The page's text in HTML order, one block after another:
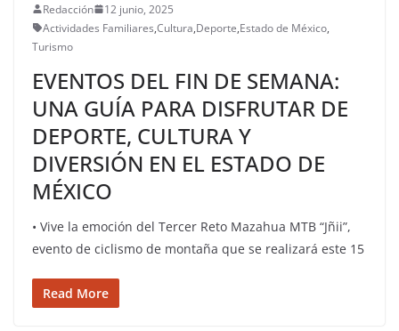
Redacción
12 junio, 2025
Actividades Familiares,Cultura,Deporte,Estado de México,
Turismo
EVENTOS DEL FIN DE SEMANA:
UNA GUÍA PARA DISFRUTAR DE
DEPORTE, CULTURA Y
DIVERSIÓN EN EL ESTADO DE
MÉXICO
• ⁠Vive la emoción del Tercer Reto Mazahua MTB “Jñii”,
evento de ciclismo de montaña que se realizará este 15
Read More